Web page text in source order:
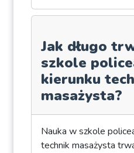
Jak długo
szkole
kierunku
masażysta?
Nauka w szkole
technik masażysta